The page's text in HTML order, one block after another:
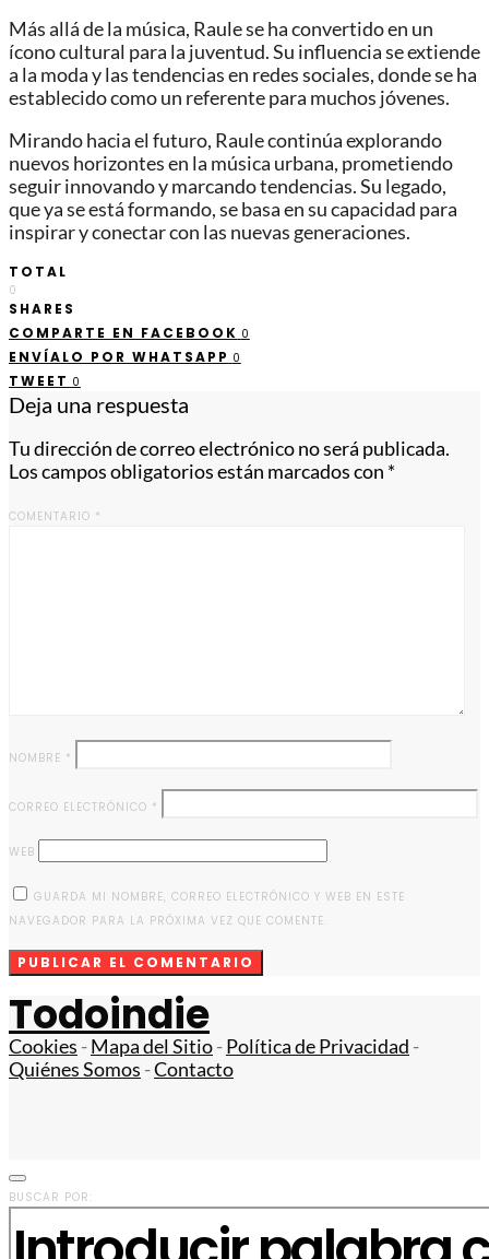
Más allá de la música, Raule se ha convertido en un
ícono cultural para la juventud. Su influencia se extiende
a la moda y las tendencias en redes sociales, donde se ha
establecido como un referente para muchos jóvenes.
Mirando hacia el futuro, Raule continúa explorando
nuevos horizontes en la música urbana, prometiendo
seguir innovando y marcando tendencias. Su legado,
que ya se está formando, se basa en su capacidad para
inspirar y conectar con las nuevas generaciones.
TOTAL
0
SHARES
COMPARTE EN FACEBOOK 0
ENVÍALO POR WHATSAPP 0
TWEET 0
Deja una respuesta
Tu dirección de correo electrónico no será publicada.
Los campos obligatorios están marcados con *
COMENTARIO *
NOMBRE *
CORREO ELECTRÓNICO *
WEB
GUARDA MI NOMBRE, CORREO ELECTRÓNICO Y WEB EN ESTE
NAVEGADOR PARA LA PRÓXIMA VEZ QUE COMENTE.
Todoindie
Cookies -Mapa del Sitio-Política de Privacidad -
Quiénes Somos -Contacto
BUSCAR POR: